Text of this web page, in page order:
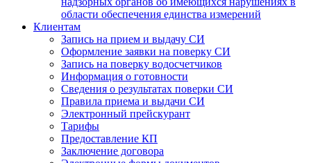
области обеспечения единства измерений
Клиентам
Запись на прием и выдачу СИ
Оформление заявки на поверку СИ
Запись на поверку водосчетчиков
Информация о готовности
Сведения о результатах поверки СИ
Правила приема и выдачи СИ
Электронный прейскурант
Тарифы
Предоставление КП
Заключение договора